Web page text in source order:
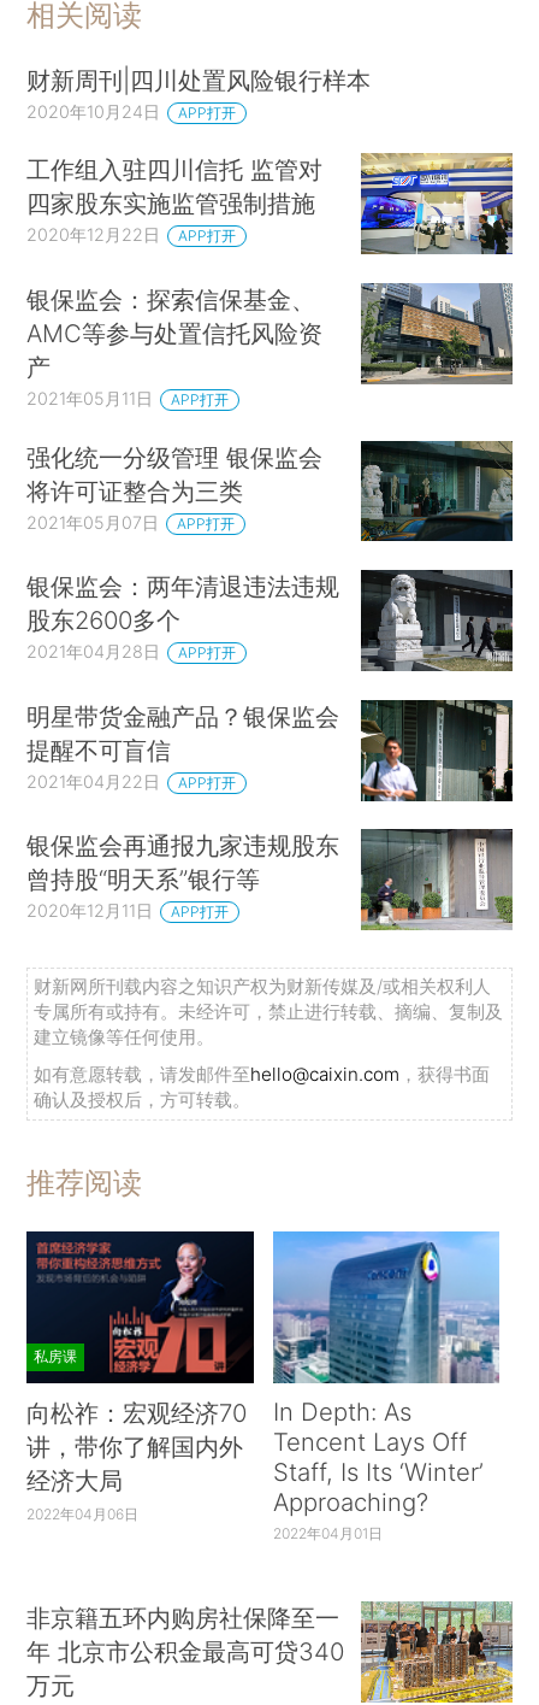
相关阅读
财新周刊|四川处置风险银行样本
2020年10月24日 APP打开
工作组入驻四川信托 监管对
四家股东实施监管强制措施
2020年12月22日 APP打开
银保监会：探索信保基金、
AMC等参与处置信托风险资
产
2021年05月11日 APP打开
强化统一分级管理 银保监会
将许可证整合为三类
2021年05月07日 APP打开
银保监会：两年清退违法违规
股东2600多个
2021年04月28日 APP打开
明星带货金融产品？银保监会
提醒不可盲信
2021年04月22日 APP打开
银保监会再通报九家违规股东
曾持股“明天系”银行等
2020年12月11日 APP打开
财新网所刊载内容之知识产权为财新传媒及/或相关权利人
专属所有或持有。未经许可，禁止进行转载、摘编、复制及
建立镜像等任何使用。
如有意愿转载，请发邮件至hello@caixin.com ，获得书面
确认及授权后，方可转载。
推荐阅读
私房课
向松祚：宏观经济70
讲，带你了解国内外
经济大局
2022年04月06日
In Depth: As
Tencent Lays Off
Staff, Is Its ‘Winter’
Approaching?
2022年04月01日
非京籍五环内购房社保降至一
年 北京市公积金最高可贷340
万元